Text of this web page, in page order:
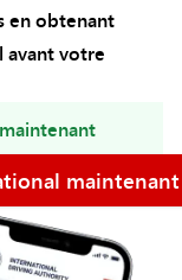
en obtenant
votre
maintenant